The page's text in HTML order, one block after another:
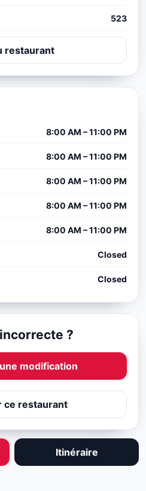
523
restaurant
8:00 AM – 11:00 PM
8:00 AM – 11:00 PM
8:00 AM – 11:00 PM
8:00 AM – 11:00 PM
8:00 AM – 11:00 PM
Closed
Closed
?
modification
ce restaurant
Itinéraire